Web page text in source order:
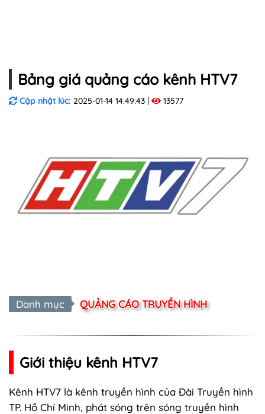
Bảng giá quảng cáo kênh HTV7
Cập nhật lúc: 2025-01-14 14:49:43 13577
Danh mục QUẢNG CÁO TRUYỀN HÌNH
Giới thiệu kênh HTV7
Kênh HTV7 là kênh truyền hình của Đài Truyền hình
TP. Hồ Chí Minh, phát sóng trên sóng truyền hình